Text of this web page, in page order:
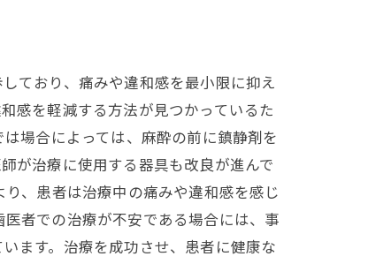
ており、痛みや違和感を最小限に抑え
感を軽減する方法が見つかっているた
場合によっては、麻酔の前に鎮静剤を
が治療に使用する器具も改良が進んで
、患者は治療中の痛みや違和感を感じ
者での治療が不安である場合には、事
ます。治療を成功させ、患者に健康な